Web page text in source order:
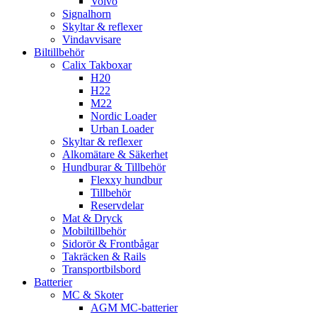
Signalhorn
Skyltar & reflexer
Vindavvisare
Biltillbehör
Calix Takboxar
H20
H22
M22
Nordic Loader
Urban Loader
Skyltar & reflexer
Alkomätare & Säkerhet
Hundburar & Tillbehör
Flexxy hundbur
Tillbehör
Reservdelar
Mat & Dryck
Mobiltillbehör
Sidorör & Frontbågar
Takräcken & Rails
Transportbilsbord
Batterier
MC & Skoter
AGM MC-batterier